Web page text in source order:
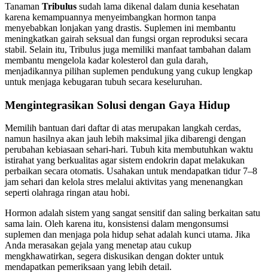
Tanaman Tribulus sudah lama dikenal dalam dunia kesehatan
karena kemampuannya menyeimbangkan hormon tanpa
menyebabkan lonjakan yang drastis. Suplemen ini membantu
meningkatkan gairah seksual dan fungsi organ reproduksi secara
stabil. Selain itu, Tribulus juga memiliki manfaat tambahan dalam
membantu mengelola kadar kolesterol dan gula darah,
menjadikannya pilihan suplemen pendukung yang cukup lengkap
untuk menjaga kebugaran tubuh secara keseluruhan.
Mengintegrasikan Solusi dengan Gaya Hidup
Memilih bantuan dari daftar di atas merupakan langkah cerdas,
namun hasilnya akan jauh lebih maksimal jika dibarengi dengan
perubahan kebiasaan sehari-hari. Tubuh kita membutuhkan waktu
istirahat yang berkualitas agar sistem endokrin dapat melakukan
perbaikan secara otomatis. Usahakan untuk mendapatkan tidur 7–8
jam sehari dan kelola stres melalui aktivitas yang menenangkan
seperti olahraga ringan atau hobi.
Hormon adalah sistem yang sangat sensitif dan saling berkaitan satu
sama lain. Oleh karena itu, konsistensi dalam mengonsumsi
suplemen dan menjaga pola hidup sehat adalah kunci utama. Jika
Anda merasakan gejala yang menetap atau cukup
mengkhawatirkan, segera diskusikan dengan dokter untuk
mendapatkan pemeriksaan yang lebih detail.